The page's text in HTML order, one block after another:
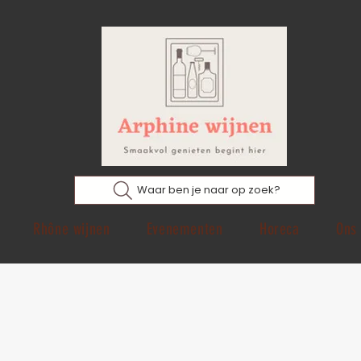
Waar ben je naar op zoek?
Rhône wijnen Evenementen Horeca